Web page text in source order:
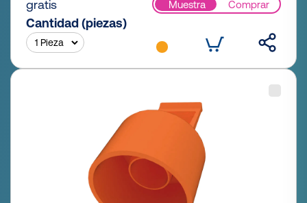
gratis
Muestra Comprar
Cantidad (piezas)